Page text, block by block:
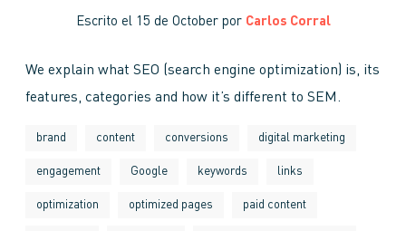
Escrito el 15 de Octoberpor Carlos Corral
We explain what SEO (search engine optimization) is, its
features, categories and how it’s different to SEM.
brand content conversions digital marketing
engagement Google keywords links
optimization optimized pages paid content